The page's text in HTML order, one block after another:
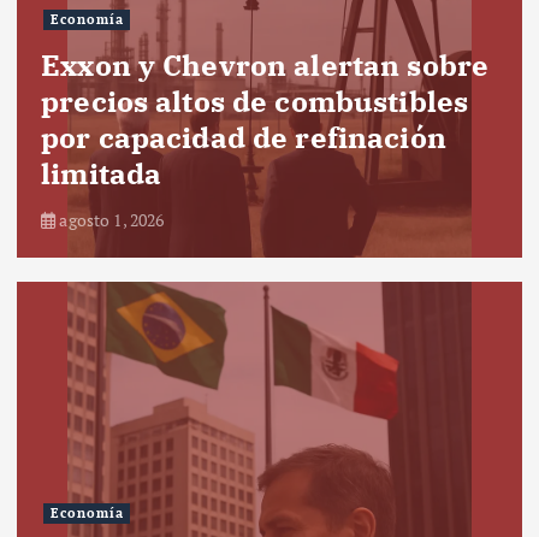
Economía
Exxon y Chevron alertan sobre
precios altos de combustibles
por capacidad de refinación
limitada
agosto 1, 2026
Economía